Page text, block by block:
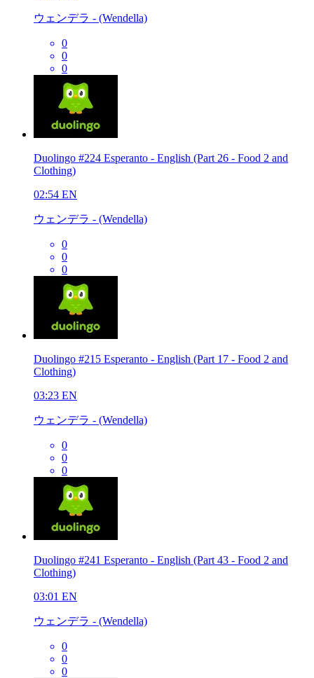
ウェンデラ - (Wendella)
0
0
0
Duolingo #224 Esperanto - English (Part 26 - Food 2 and
Clothing)
02:54 EN
ウェンデラ - (Wendella)
0
0
0
Duolingo #215 Esperanto - English (Part 17 - Food 2 and
Clothing)
03:23 EN
ウェンデラ - (Wendella)
0
0
0
Duolingo #241 Esperanto - English (Part 43 - Food 2 and
Clothing)
03:01 EN
ウェンデラ - (Wendella)
0
0
0